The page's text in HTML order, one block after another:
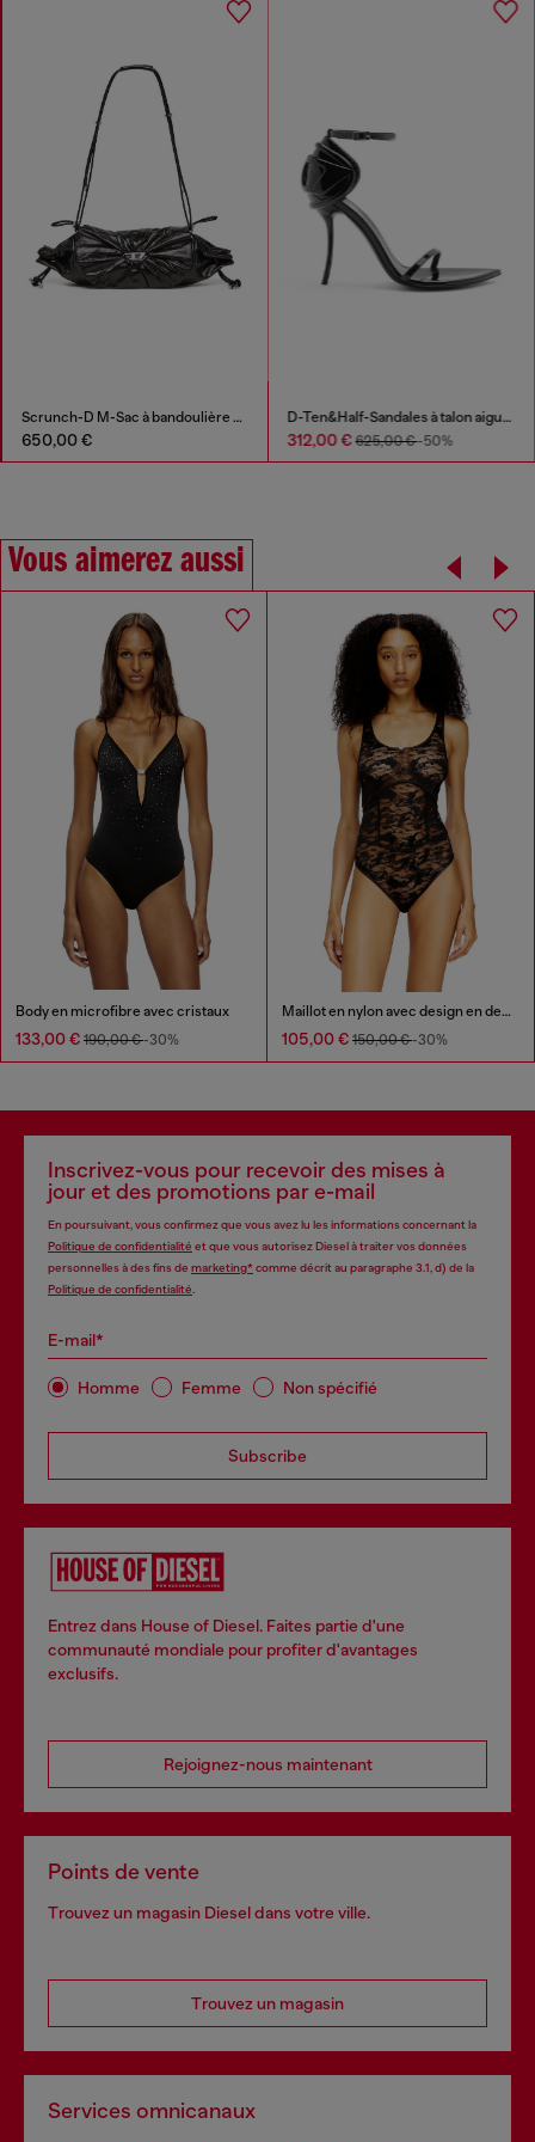
Scrunch-D M-Sac à bandoulière en cuir froissé brillant
312,00 €
Vous aimerez aussi
Body en microfibre avec cristaux
133,00 € 190,00 €-30%
Maillot en nylon avec design en dentelle
105,00 € 150,00 €-30%
Inscrivez-vous pour recevoir des mises à
jour et des promotions par e-mail
En poursuivant, vous confirmez que vous avez lu les informations concernant la
Politique de confidentialité et que vous autorisez Diesel à traiter vos données
personnelles à des fins de marketing*comme décrit au paragraphe 3.1, d) de la
Politique de confidentialité
E-mail*
Homme Femme Non spécifié
Subscribe
Entrez dans House of Diesel. Faites partie d'une
communauté mondiale pour profiter d'avantages
exclusifs.
Rejoignez-nous maintenant
Points de vente
Trouvez un magasin Diesel dans votre ville.
Trouvez un magasin
Services omnicanaux